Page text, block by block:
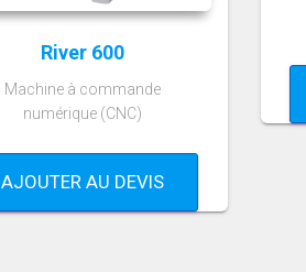
River 600
Machine à commande
numérique (CNC)
AJOUTER AU DEVIS